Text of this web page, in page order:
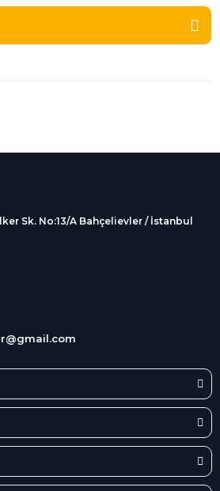
taksit
Sk. No:13/A Bahçelievler / İstanbul